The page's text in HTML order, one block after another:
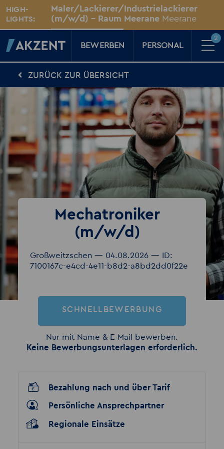
HIGH-
LIGHTS:
Maler/Lackierer/Industrielackierer
(m/w/d) - Raum Meerane Meerane
Für Kandidaten
Karriere-Kompass
News, Tipps & Tricks rund um deinen Traumjob
Für Unternehmen
Kompass für Personaler
News rund um den Arbeitsplatz
Über AKZENT
Für Sie vor Ort
AKZENT-Shop
Für unsere größten Fans
Merkzettel 2
BEWERBEN PERSONAL
2
ZURÜCK ZUR ÜBERSICHT
Mechatroniker
(m/w/d)
Großweitzschen — 04.08.2026 — ID:
7100167c-e4cd-4e11-b8d2-a8bd2dd0f22e
SCHNELLBEWERBUNG
Nur mit Name & E-Mail bewerben.
Keine Bewerbungsunterlagen erforderlich.
Bezahlung nach und über Tarif
Persönliche Ansprechpartner
Regionale Einsätze